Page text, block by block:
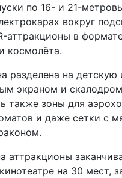
по 16- и 21-
вокруг
аттракционы в
космолёта.
разделена на детскую
экраном и
также зоны для
и даже сетки с
аттракционы
на 30 мест,